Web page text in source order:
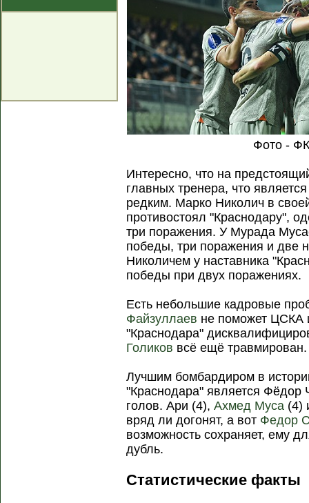
Фото -
Интересно, что на
главных тренера, что
редким. Марко Николич в
противостоял "Краснодару",
три поражения. У Мурада
победы, три поражения и две
Николичем у наставника
победы при двух поражениях.
Есть небольшие кадровые
Файзуллаев не поможет ЦСКА
"Краснодара"
Голиков всё ещё травмирован.
Лучшим бомбардиром в
"Краснодара" является Фёдор
голов. Ари (4),Ахмед Муса (4)
вряд ли догонят, а вот Федор
возможность сохраняет, ему
дубль.
Статистические факты